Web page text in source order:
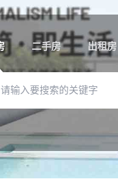
二手房 出租房